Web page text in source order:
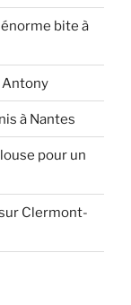
bite à
à Nantes
pour un
Clermont-